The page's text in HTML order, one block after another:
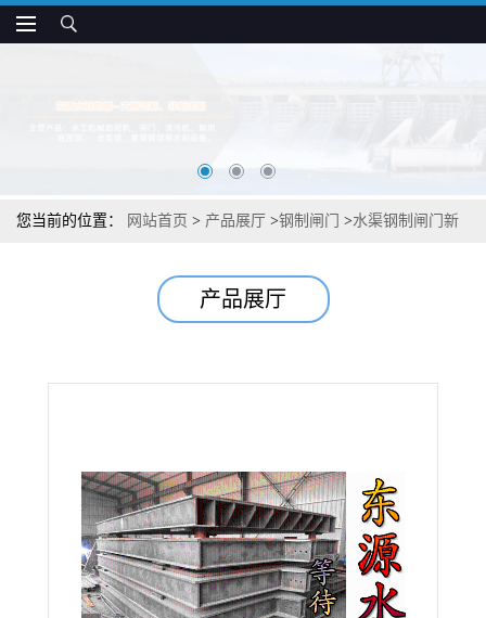
您当前的位置： 网站首页 > 产品展厅 >钢制闸门 >水渠钢制闸门新
产品展厅